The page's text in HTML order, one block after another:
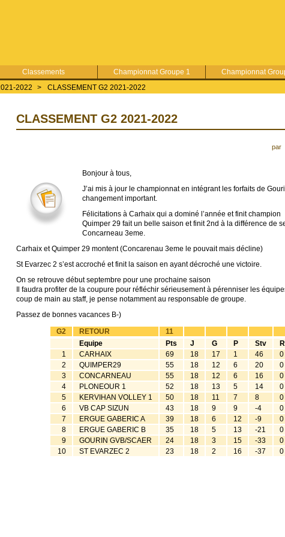
Classements Championnat Groupe 1 Championnat
2022 > CLASSEMENT G2 2021-2022
CLASSEMENT G2 2021-2022
par
Bonjour à tous,
J’ai mis à jour le championnat en intégrant les forfaits de
changement important.
Félicitations à Carhaix qui a dominé l’année et finit champion
Quimper 29 fait un belle saison et finit 2nd à la différence de
Concarneau 3eme.
Carhaix et Quimper 29 montent (Concarenau 3eme le pouvait mais décline)
St Evarzec 2 s’est accroché et finit la saison en ayant décroché une victoire.
On se retrouve début septembre pour une prochaine saison
Il faudra profiter de la coupure pour réfléchir sérieusement à pérenniser les
coup de main au staff, je pense notamment au responsable de groupe.
Passez de bonnes vacances B-)
G2
RETOUR
11
Equipe
Pts J G P Stv R
1
CARHAIX 69 18 17 1 46 0
2
QUIMPER29 55 18 12 6 20 0
3
CONCARNEAU 55 18 12 6 16 0
4
PLONEOUR 1 52 18 13 5 14 0
5
KERVIHAN VOLLEY 1 50 18 11 7 8 0
6
VB CAP SIZUN 43 18 9 9 -4 0
7
ERGUE GABERIC A 39 18 6 12 -9 0
8
ERGUE GABERIC B 35 18 5 13 -21 0
9
GOURIN GVB/SCAER 24 18 3 15 -33 0
10
ST EVARZEC 2 23 18 2 16 -37 0